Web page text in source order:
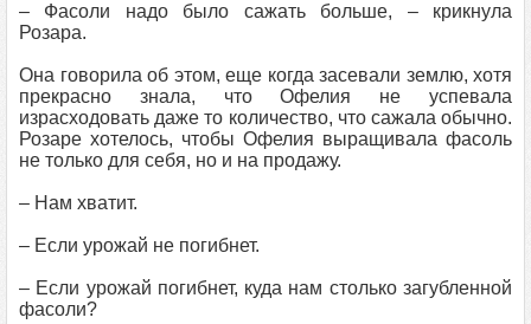
– Фасоли надо было сажать больше, – крикнула
Розара.
Она говорила об этом, еще когда засевали землю, хотя
прекрасно знала, что Офелия не успевала
израсходовать даже то количество, что сажала обычно.
Розаре хотелось, чтобы Офелия выращивала фасоль
не только для себя, но и на продажу.
– Нам хватит.
– Если урожай не погибнет.
– Если урожай погибнет, куда нам столько загубленной
фасоли?